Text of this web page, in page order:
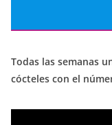
Todas las semanas
cócteles con el